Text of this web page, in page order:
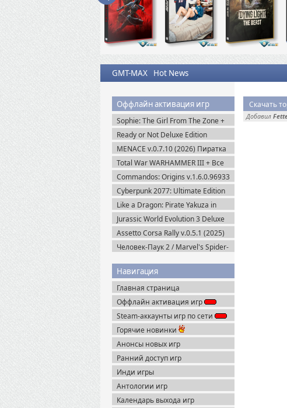
GMT-MAX Hot News
Оффлайн активация игр
Sophie: The Girl From The Zone +
DLC (2026) Пиратка
Ready or Not Deluxe Edition
v.117216 + Все DLC (2023)
Пиратка
MENACE v.0.7.10 (2026) Пиратка
Total War WARHAMMER III + Все
DLC (2022-2025) Steam-Rip
Commandos: Origins v.1.6.0.96933
+ Все DLC (2025) Пиратка
Cyberpunk 2077: Ultimate Edition
v.2.31a + Все DLC (2025) Portable
Like a Dragon: Pirate Yakuza in
Hawaii (2025) Steam-Rip
Jurassic World Evolution 3 Deluxe
Edition (2025) Steam-Rip
Assetto Corsa Rally v.0.5.1 (2025)
Пиратка
Человек-Паук 2 / Marvel's Spider-
Пиратка
Навигация
Главная страница
Оффлайн активация игр
Steam-аккаунты игр по сети
Горячие новинки
Анонсы новых игр
Ранний доступ игр
Инди игры
Антологии игр
Календарь выхода игр
Скачать
Добавил